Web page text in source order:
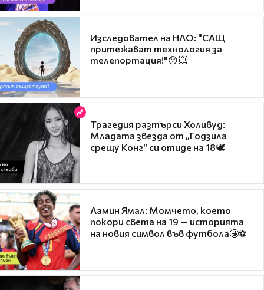
Изследовател на НЛО: "САЩ
притежават технология за
телепортация!"😯💥
Трагедия разтърси Холивуд:
Младата звезда от „Годзила
срещу Конг“ си отиде на 18🕊️
Ламин Ямал: Момчето, което
покори света на 19 — историята
на новия символ във футбола🤩⚽